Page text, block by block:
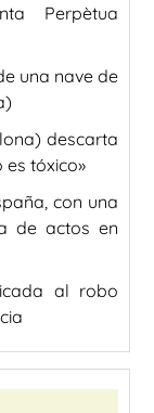
Perpètua
una nave de
descarta
es tóxico»
con una
de actos en
al robo